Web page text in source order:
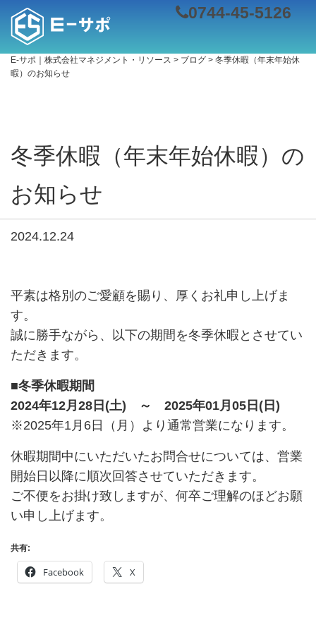
0744-45-5126
E-サポ｜株式会社マネジメント・リソース > ブログ > 冬季休暇（年末年始休
暇）のお知らせ
冬季休暇（年末年始休暇）の
お知らせ
2024.12.24
平素は格別のご愛顧を賜り、厚くお礼申し上げま
す。
誠に勝手ながら、以下の期間を冬季休暇とさせてい
ただきます。
■冬季休暇期間
2024年12月28日(土) ～ 2025年01月05日(日)
※2025年1月6日（月）より通常営業になります。
休暇期間中にいただいたお問合せについては、営業
開始日以降に順次回答させていただきます。
ご不便をお掛け致しますが、何卒ご理解のほどお願
い申し上げます。
共有:
Facebook X